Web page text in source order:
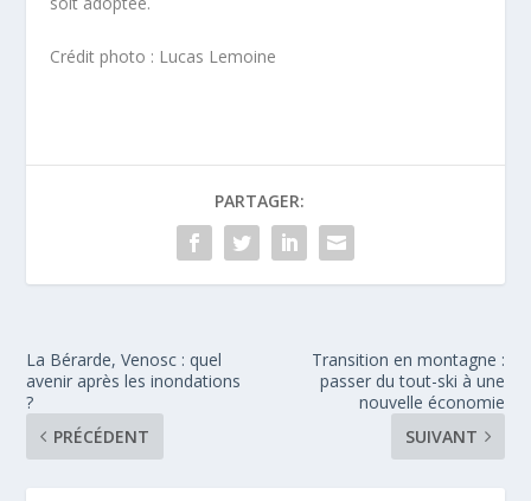
Crédit photo : Lucas Lemoine
PARTAGER:
La Bérarde, Venosc : quel
avenir après les inondations
?
PRÉCÉDENT
Transition en montagne :
passer du tout-ski à une
nouvelle économie
SUIVANT